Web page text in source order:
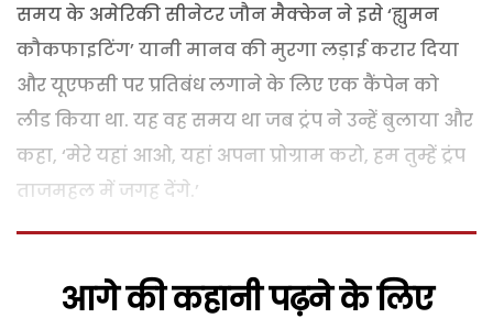
समय के अमेरिकी सीनेटर जौन मैक्केन ने इसे ‘ह्युमन
कौकफाइटिंग’ यानी मानव की मुरगा लड़ाई करार दिया
और यूएफसी पर प्रतिबंध लगाने के लिए एक कैंपेन को
लीड किया था. यह वह समय था जब ट्रंप ने उन्हें बुलाया और
कहा, ‘मेरे यहां आओ, यहां अपना प्रोग्राम करो, हम तुम्हें ट्रंप
ताजमहल में जगह देंगे.’
आगे की कहानी पढ़ने के लिए